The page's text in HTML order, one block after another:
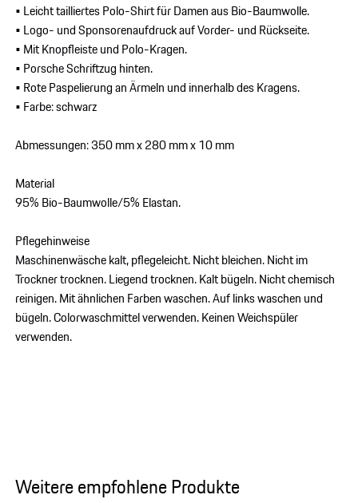
• Leicht tailliertes Polo-Shirt für Damen aus Bio-Baumwolle.
• Logo- und Sponsorenaufdruck auf Vorder- und Rückseite.
• Mit Knopfleiste und Polo-Kragen.
• Porsche Schriftzug hinten.
• Rote Paspelierung an Ärmeln und innerhalb des Kragens.
• Farbe: schwarz
Abmessungen: 350 mm x 280 mm x 10 mm
Material
95% Bio-Baumwolle/5% Elastan.
Pflegehinweise
Maschinenwäsche kalt, pflegeleicht. Nicht bleichen. Nicht im
Trockner trocknen. Liegend trocknen. Kalt bügeln. Nicht chemisch
reinigen. Mit ähnlichen Farben waschen. Auf links waschen und
bügeln. Colorwaschmittel verwenden. Keinen Weichspüler
verwenden.
Weitere empfohlene Produkte